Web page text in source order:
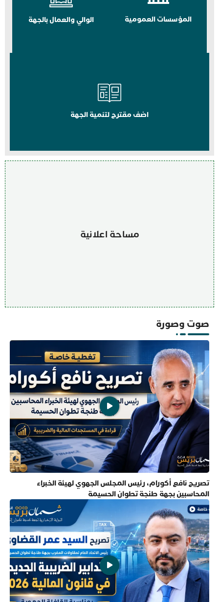
المؤسسات العمومية الوالي والعمال بالجهة
اضف مقترح لتنمية الجهة
مساحة اعلانية
صوت وصورة
تصريح نافع أكورام، رئيس المجلس الجهوي لهيئة الخبراء
المحاسبين بجهة طنجة تطوان الحسيمة